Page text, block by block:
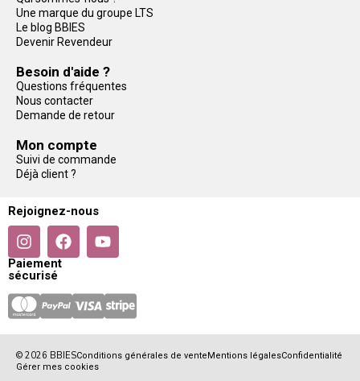
Une marque du groupe LTS
Le blog BBIES
Devenir Revendeur
Besoin d'aide ?
Questions fréquentes
Nous contacter
Demande de retour
Mon compte
Suivi de commande
Déjà client ?
Rejoignez-nous
Paiement
sécurisé
© 2026 BBIESConditions générales de vente Mentions légalesConfidentialité
Gérer mes cookies